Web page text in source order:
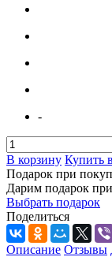
-
В корзину Купить
Подарок при
Дарим подарок
Выбрать подарок
Поделиться
Описание Отзывы